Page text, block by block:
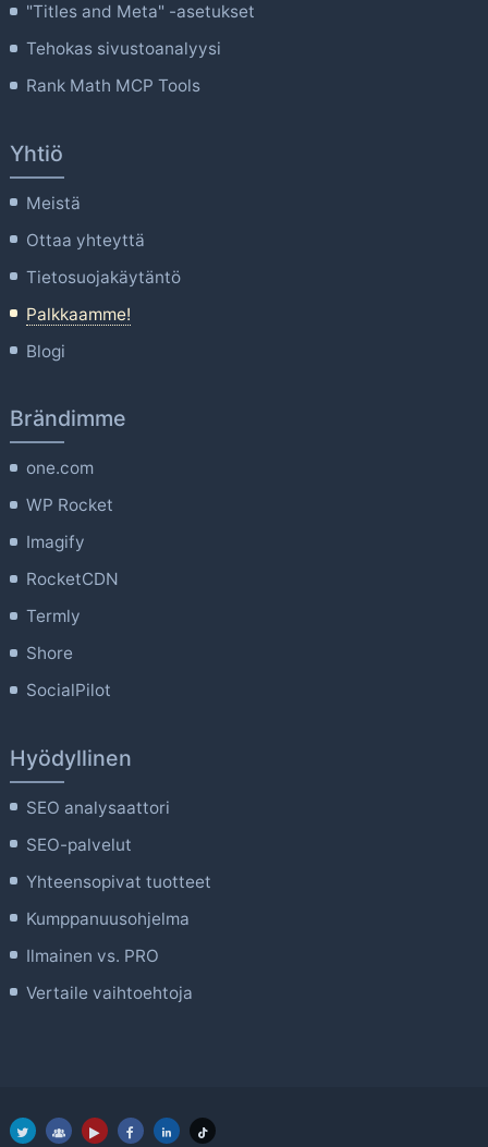
"Titles and Meta" -asetukset
Tehokas sivustoanalyysi
Rank Math MCP Tools
Yhtiö
Meistä
Ottaa yhteyttä
Tietosuojakäytäntö
Palkkaamme!
Blogi
Brändimme
one.com
WP Rocket
Imagify
RocketCDN
Termly
Shore
SocialPilot
Hyödyllinen
SEO analysaattori
SEO-palvelut
Yhteensopivat tuotteet
Kumppanuusohjelma
Ilmainen vs. PRO
Vertaile vaihtoehtoja